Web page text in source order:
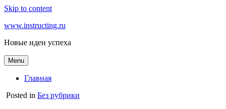
Skip to content
www.instructing.ru
Новые идеи успеха
Menu
Главная
Posted in Без рубрики